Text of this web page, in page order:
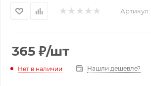
Артикул:
365 ₽/шт
Нет в наличии Нашли дешевле?